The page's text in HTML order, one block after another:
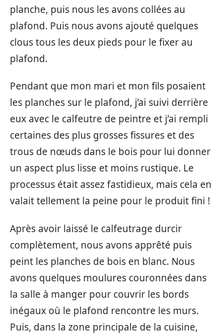
planche, puis nous les avons collées au
plafond. Puis nous avons ajouté quelques
clous tous les deux pieds pour le fixer au
plafond.
Pendant que mon mari et mon fils posaient
les planches sur le plafond, j’ai suivi derrière
eux avec le calfeutre de peintre et j’ai rempli
certaines des plus grosses fissures et des
trous de nœuds dans le bois pour lui donner
un aspect plus lisse et moins rustique. Le
processus était assez fastidieux, mais cela en
valait tellement la peine pour le produit fini !
Après avoir laissé le calfeutrage durcir
complètement, nous avons apprêté puis
peint les planches de bois en blanc. Nous
avons quelques moulures couronnées dans
la salle à manger pour couvrir les bords
inégaux où le plafond rencontre les murs.
Puis, dans la zone principale de la cuisine,